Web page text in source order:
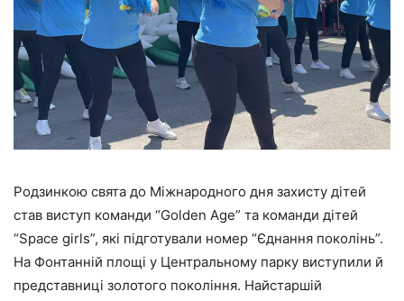
Родзинкою свята до Міжнародного дня захисту дітей
став виступ команди “Golden Age” та команди дітей
“Space girls”, які підготували номер “Єднання поколінь”.
На Фонтанній площі у Центральному парку виступили й
представниці золотого покоління. Найстаршій